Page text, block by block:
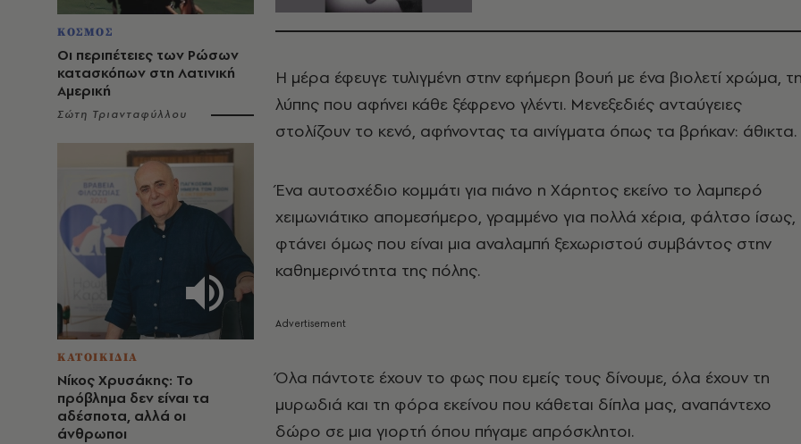
ΚΟΣΜΟΣ
Οι περιπέτειες των Ρώσων
κατασκόπων στη Λατινική
Αμερική
Σώτη Τριανταφύλλου
ΚΑΤΟΙΚΙΔΙΑ
Νίκος Χρυσάκης: Το
πρόβλημα δεν είναι τα
αδέσποτα, αλλά οι
άνθρωποι
H μέρα έφευγε τυλιγμένη στην εφήμερη βουή με ένα βιολετί χρώμα,
λύπης που αφήνει κάθε ξέφρενο γλέντι. Mενεξεδιές ανταύγειες
στολίζουν το κενό, αφήνοντας τα αινίγματα όπως τα βρήκαν: άθικτα.
Ένα αυτοσχέδιο κομμάτι για πιάνο η Xάρητος εκείνο το λαμπερό
χειμωνιάτικο απομεσήμερο, γραμμένο για πολλά χέρια, φάλτσο ίσως,
φτάνει όμως που είναι μια αναλαμπή ξεχωριστού συμβάντος στην
καθημερινότητα της πόλης.
Όλα πάντοτε έχουν το φως που εμείς τους δίνουμε, όλα έχουν τη
μυρωδιά και τη φόρα εκείνου που κάθεται δίπλα μας, αναπάντεχο
δώρο σε μια γιορτή όπου πήγαμε απρόσκλητοι.